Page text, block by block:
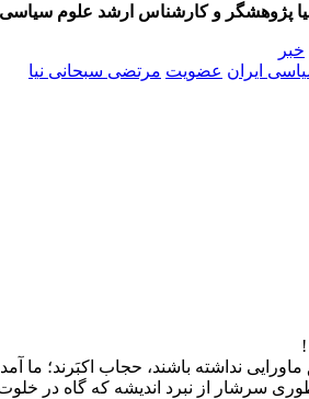
پژوهشگر و کارشناس ارشد علوم سیاسی
خبر
ایران عضویت مرتضی سبحانی نیا
نداشته باشند، حجاب اکبَرند؛
سرشار از نبرد اندیشه که گاه در